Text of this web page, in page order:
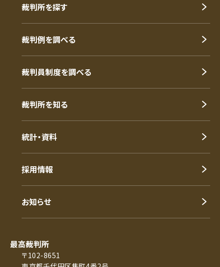
裁判所を探す
裁判例を調べる
裁判員制度を調べる
裁判所を知る
統計・資料
採用情報
お知らせ
最高裁判所
〒102-8651